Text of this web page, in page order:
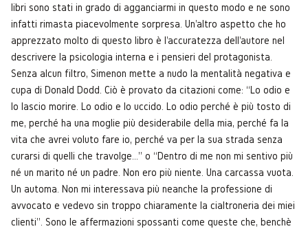
libri sono stati in grado di agganciarmi in questo modo e ne sono
infatti rimasta piacevolmente sorpresa. Un'altro aspetto che ho
apprezzato molto di questo libro è l'accuratezza dell'autore nel
descrivere la psicologia interna e i pensieri del protagonista.
Senza alcun filtro, Simenon mette a nudo la mentalità negativa e
cupa di Donald Dodd. Ciò è provato da citazioni come: “Lo odio e
lo lascio morire. Lo odio e lo uccido. Lo odio perché è più tosto di
me, perché ha una moglie più desiderabile della mia, perché fa la
vita che avrei voluto fare io, perché va per la sua strada senza
curarsi di quelli che travolge…” o “Dentro di me non mi sentivo più
né un marito né un padre. Non ero più niente. Una carcassa vuota.
Un automa. Non mi interessava più neanche la professione di
avvocato e vedevo sin troppo chiaramente la cialtroneria dei miei
clienti”. Sono le affermazioni spossanti come queste che, benchè